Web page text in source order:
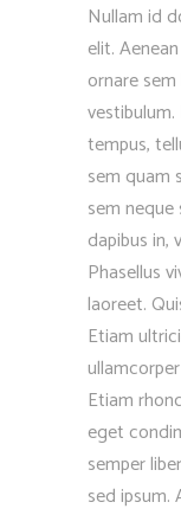
Nullam id
elit.
ornare
tempus,
sem quam
sem
dapibus in,
Phasellus
laoreet.
Etiam
Etiam
eget
semper
sed ipsum.